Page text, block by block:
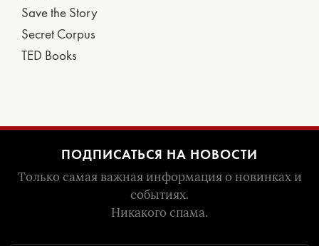
Save the Story
Secret Corpus
TED Books
ПОДПИСАТЬСЯ НА НОВОСТИ
Только самая важная информация о новинках и
событиях.
Никакого спама.